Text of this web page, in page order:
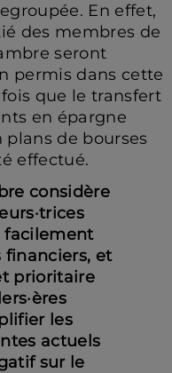
En effet,
des membres de
seront
permis dans cette
que le transfert
en épargne
de bourses
effectué.
considère
facilement
financiers, et
prioritaire
les
actuels
sur le